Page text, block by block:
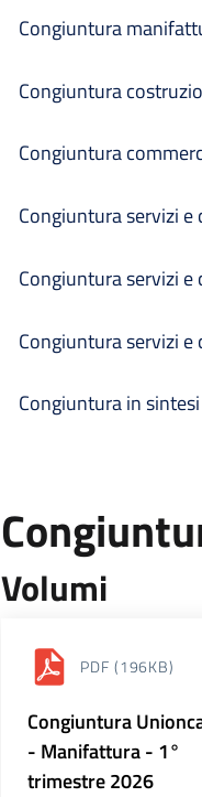
Congiuntura
Congiuntura
Congiuntura
Congiuntura servizi
Congiuntura servizi
Congiuntura servizi
Congiuntura in sintesi
Volumi
PDF (196KB)
Congiuntura
- Manifattura - 1°
trimestre 2026